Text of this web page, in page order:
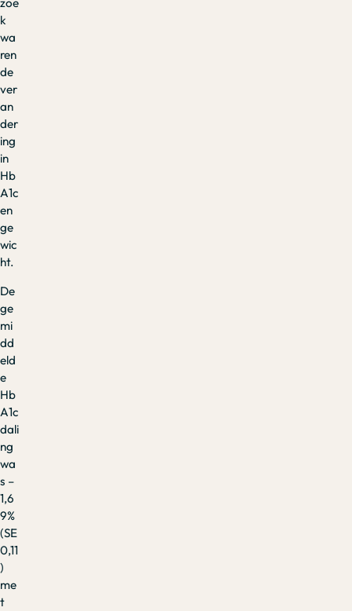
k
wa
ren
de
ver
an
der
ing
in
Hb
A1c
en
ge
wic
ht.
De
ge
mi
dd
eld
e
Hb
A1c
dali
ng
wa
s –
1,6
9%
(SE
0,11
)
me
t